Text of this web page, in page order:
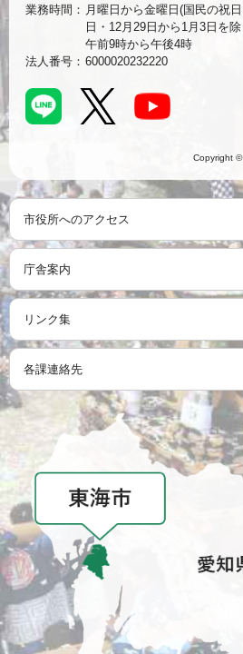
業務時間： 月曜日から金曜日(国民の祝
日・12月29日から1月3日を
午前9時から午後4時
法人番号： 6000020232220
Copyright ©
市役所へのアクセス
庁舎案内
リンク集
各課連絡先